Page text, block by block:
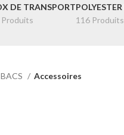
DE TRANSPORT
Produits
POLYESTER
116 Produits
BACS Accessoires